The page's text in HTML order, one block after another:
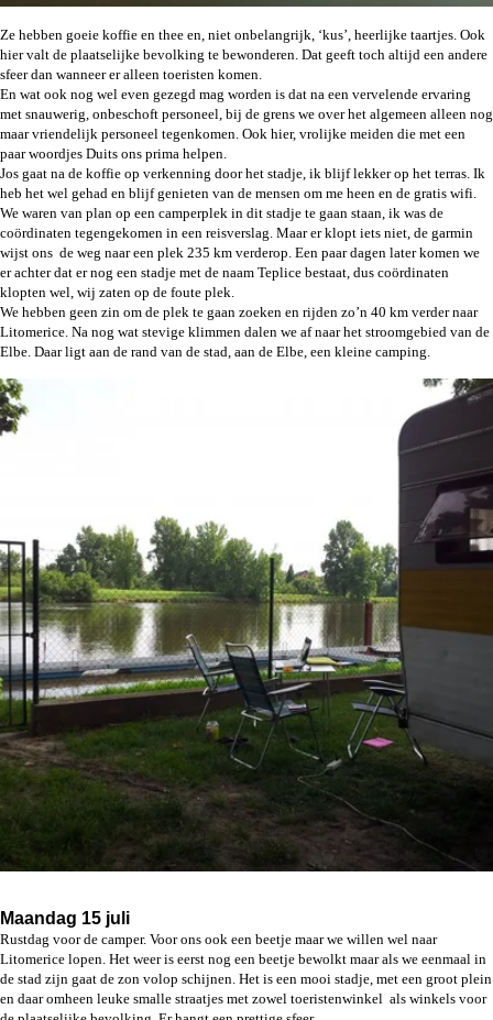
Ze hebben goeie koffie en thee en, niet onbelangrijk, ‘kus’, heerlijke taartjes. Ook
hier valt de plaatselijke bevolking te bewonderen. Dat geeft toch altijd een andere
sfeer dan wanneer er alleen toeristen komen.
En wat ook nog wel even gezegd mag worden is dat na een vervelende ervaring
met snauwerig, onbeschoft personeel, bij de grens we over het algemeen alleen nog
maar vriendelijk personeel tegenkomen. Ook hier, vrolijke meiden die met een
paar woordjes Duits ons prima helpen.
Jos gaat na de koffie op verkenning door het stadje, ik blijf lekker op het terras. Ik
heb het wel gehad en blijf genieten van de mensen om me heen en de gratis wifi.
We waren van plan op een camperplek in dit stadje te gaan staan, ik was de
coördinaten tegengekomen in een reisverslag. Maar er klopt iets niet, de garmin
wijst ons de weg naar een plek 235 km verderop. Een paar dagen later komen we
er achter dat er nog een stadje met de naam Teplice bestaat, dus coördinaten
klopten wel, wij zaten op de foute plek.
We hebben geen zin om de plek te gaan zoeken en rijden zo’n 40 km verder naar
Litomerice. Na nog wat stevige klimmen dalen we af naar het stroomgebied van de
Elbe. Daar ligt aan de rand van de stad, aan de Elbe, een kleine camping.
Maandag 15 juli
Rustdag voor de camper. Voor ons ook een beetje maar we willen wel naar
Litomerice lopen. Het weer is eerst nog een beetje bewolkt maar als we eenmaal in
de stad zijn gaat de zon volop schijnen. Het is een mooi stadje, met een groot plein
en daar omheen leuke smalle straatjes met zowel toeristenwinkel als winkels voor